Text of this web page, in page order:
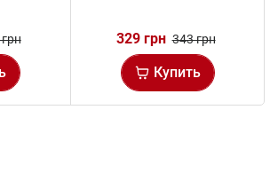
329 грн 343 грн
Купить